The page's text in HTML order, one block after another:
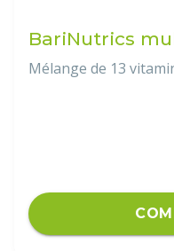
BariNutrics
Mélange de 13